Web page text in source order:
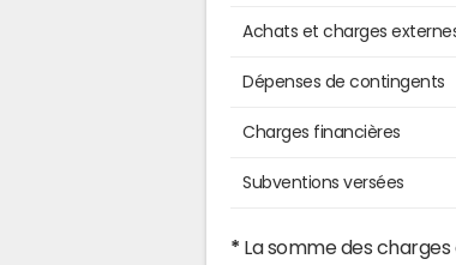
Achats et charges
Dépenses de contingents
Charges financières
Subventions versées
* La somme des